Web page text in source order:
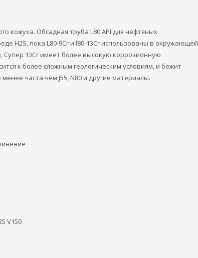
кожуха. Обсадная труба L80 API для нефтяных
H2S, пока L80-9Cr и l80-13Cr использованы в окружающей
Супер 13Cr имеет более высокую коррозионную
к более сложным геологическим условиям, и бежит
часта чем J55, N80 и другие материалы.
V150